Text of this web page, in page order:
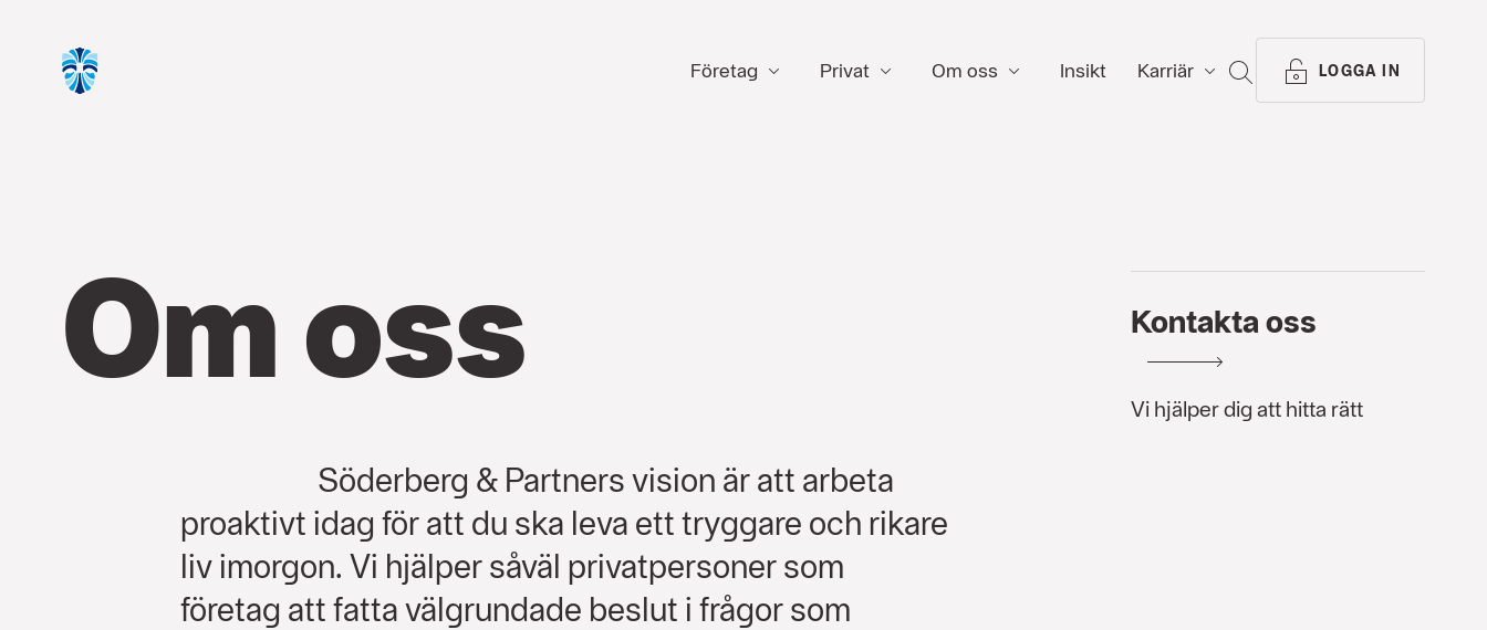
Företag Privat Om oss Insikt Karriär SÖK LOGGA IN
Om oss
Söderberg & Partners vision är att arbeta
proaktivt idag för att du ska leva ett tryggare och rikare
liv imorgon. Vi hjälper såväl privatpersoner som
företag att fatta välgrundade beslut i frågor som
Kontakta oss
Vi hjälper dig att hitta rätt